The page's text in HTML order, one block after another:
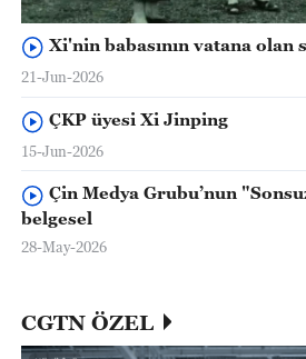
Xi'nin babasının vatana olan
21-Jun-2026
ÇKP üyesi Xi Jinping
15-Jun-2026
Çin Medya Grubu’nun
belgesel
28-May-2026
CGTN ÖZEL